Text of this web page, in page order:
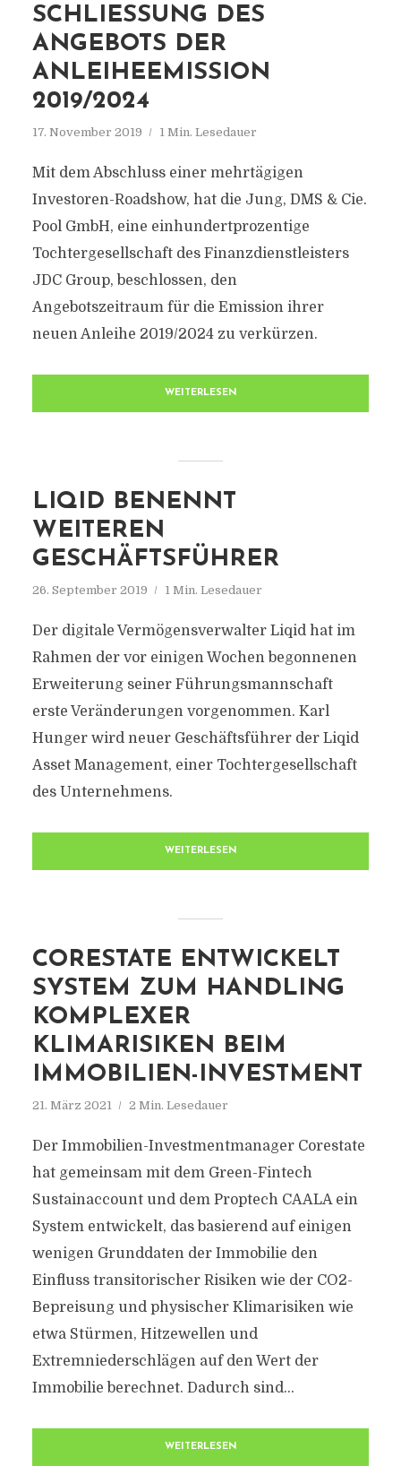
SCHLIESSUNG DES A
NGEBOTS DER A
NLEIHEEMISSION 2
019/2024
17. November 2019 1 Min. Lesedauer
Mit dem Abschluss einer mehrtägigen
Investoren-Roadshow, hat die Jung, DMS & Cie.
Pool GmbH, eine einhundertprozentige
Tochtergesellschaft des Finanzdienstleisters
JDC Group, beschlossen, den
Angebotszeitraum für die Emission ihrer
neuen Anleihe 2019/2024 zu verkürzen.
WEITERLESEN
LIQID BENENNT
WEITEREN
GESCHÄFTSFÜHRER
26. September 2019 1 Min. Lesedauer
Der digitale Vermögensverwalter Liqid hat im
Rahmen der vor einigen Wochen begonnenen
Erweiterung seiner Führungsmannschaft
erste Veränderungen vorgenommen. Karl
Hunger wird neuer Geschäftsführer der Liqid
Asset Management, einer Tochtergesellschaft
des Unternehmens.
WEITERLESEN
CORESTATE ENTWICKELT
SYSTEM ZUM HANDLING
KOMPLEXER
KLIMARISIKEN BEIM
IMMOBILIEN-INVESTMENT
21. März 2021 2 Min. Lesedauer
Der Immobilien-Investmentmanager Corestate
hat gemeinsam mit dem Green-Fintech
Sustainaccount und dem Proptech CAALA ein
System entwickelt, das basierend auf einigen
wenigen Grunddaten der Immobilie den
Einfluss transitorischer Risiken wie der CO2-
Bepreisung und physischer Klimarisiken wie
etwa Stürmen, Hitzewellen und
Extremniederschlägen auf den Wert der
Immobilie berechnet. Dadurch sind...
WEITERLESEN